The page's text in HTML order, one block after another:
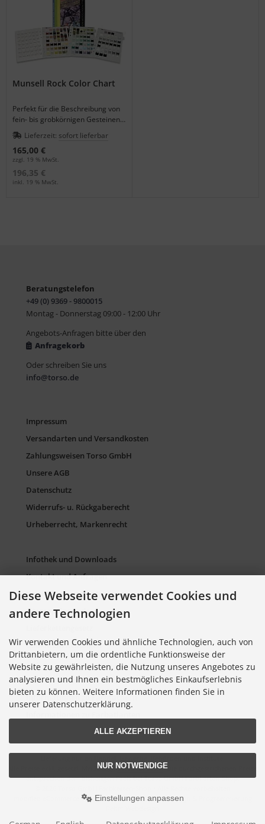
Munsell Rock Color Chart
Perfekt für die Beschreibung von
fein- bis grobkörnigen Gesteinen
mit den notwendigen 115 Munsell-
Notations.
Lieferzeit: sofort lieferbar
165,00 €
zzgl. 19 % MwSt.
196,35 €
inkl. 19 % MwSt.
Beratungstelefon
+49 (0) 9369 - 9800015
Montag - Donnerstag 09:00 - 12:00 Uhr
Angebots-Anfragen bitte über den
Anfragekorb
Oder schreiben Sie uns
info@torso.de
Impressum
Versandarten und Versandkosten
Zahlungsweisen Torso GmbH
Unsere AGB
Datenschutz
Widerrufs- u. Rückgaberecht
Urheberrecht, Markenrecht
Infothek und Downloads
Kontakt und Anfragen
Verpackung und Entsorgung
Sitemap Torso.de
Cookie Einstellungen
Informationen zu Farbkarten
Informationen zu Farbfächern
Alle Preise exkl. gesetzl. MwSt. zzgl.Versandkosten. Die durchgestrichenen Preise
entsprechen dem bisherigen Preis bei Torso GmbH Farbkarten-Shop.
modified eCommerce Shopsoftware © 2009-2026 • Design & Programmierung
Diese Webseite verwendet Cookies und
andere Technologien
Wir verwenden Cookies und ähnliche Technologien, auch von
Drittanbietern, um die ordentliche Funktionsweise der
Website zu gewährleisten, die Nutzung unseres Angebotes zu
analysieren und Ihnen ein bestmögliches Einkaufserlebnis
bieten zu können. Weitere Informationen finden Sie in
unserer Datenschutzerklärung.
ALLE AKZEPTIEREN
NUR NOTWENDIGE
Einstellungen anpassen